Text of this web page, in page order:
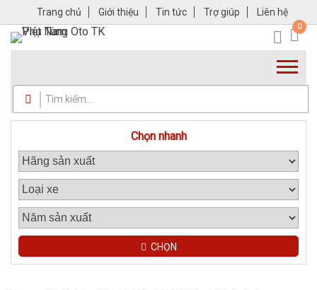
Trang chủ Giới thiệu Tin tức Trợ giúp Liên hệ
0
Chọn nhanh
CHỌN